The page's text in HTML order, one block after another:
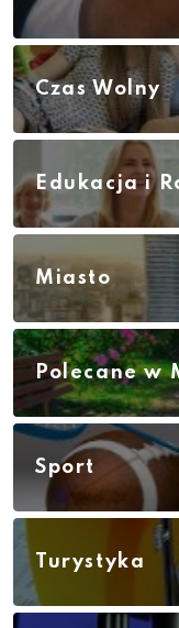
Czas Wolny
Edukacja i
Miasto
Polecane w
Sport
Turystyka